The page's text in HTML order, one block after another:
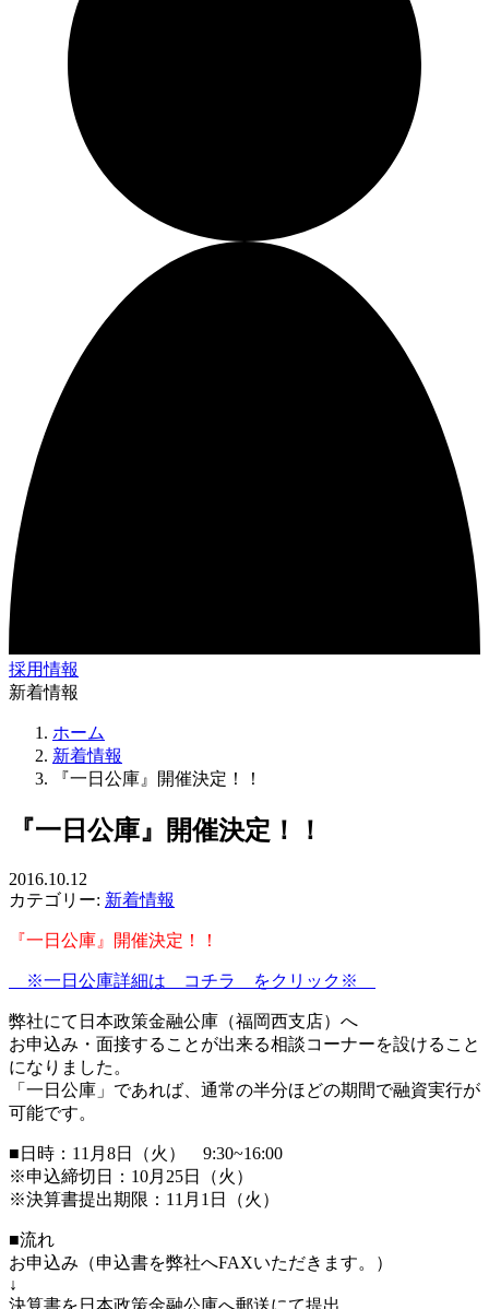
採用情報
新着情報
ホーム
新着情報
『一日公庫』開催決定！！
『一日公庫』開催決定！！
2016.10.12
カテゴリー: 新着情報
『一日公庫』開催決定！！
※一日公庫詳細は コチラ をクリック※
弊社にて日本政策金融公庫（福岡西支店）へ
お申込み・面接することが出来る相談コーナーを設けること
になりました。
「一日公庫」であれば、通常の半分ほどの期間で融資実行が
可能です。
■日時：11月8日（火） 9:30~16:00
※申込締切日：10月25日（火）
※決算書提出期限：11月1日（火）
■流れ
お申込み（申込書を弊社へFAXいただきます。）
↓
決算書を日本政策金融公庫へ郵送にて提出